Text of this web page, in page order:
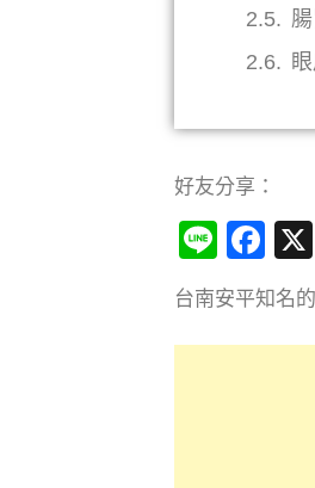
好友分享：
Line
台南安平知名